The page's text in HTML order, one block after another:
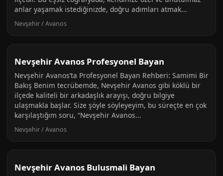
anlar yaşamak istediğinizde, doğru adımları atmak...
Nevşehir / Avanos
Nevşehir Avanos Profesyonel Bayan
Nevşehir Avanos’ta Profesyonel Bayan Rehberi: Samimi Bir
Bakış Benim tecrübemde, Nevşehir Avanos gibi köklü bir
ilçede kaliteli bir arkadaşlık arayışı, doğru bilgiye
ulaşmakla başlar. Size şöyle söyleyeyim, bu süreçte en çok
karşılaştığım soru, “Nevşehir Avanos...
Nevşehir / Avanos
Nevşehir Avanos Bulusmali Bayan